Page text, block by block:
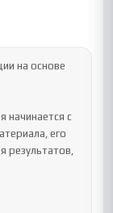
на основе
начинается с
его
результатов,